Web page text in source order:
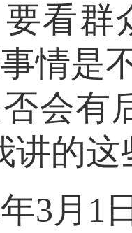
看群
情是
会有
讲的
年3月